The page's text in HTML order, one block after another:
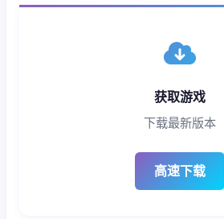
获取游戏
下载最新版本
高速下载